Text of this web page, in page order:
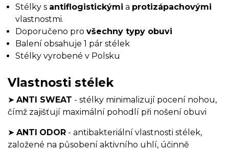
Stélky s antiflogistickými a protizápachovými
vlastnostmi.
Doporučeno pro všechny typy obuvi
Balení obsahuje 1 pár stélek
Stélky vyrobené v Polsku
Vlastnosti stélek
➤ ANTI SWEAT - stélky minimalizují pocení nohou,
čímž zajišťují maximální pohodlí při nošení obuvi
➤ ANTI ODOR - antibakteriální vlastnosti stélek,
založené na působení aktivního uhlí, účinně